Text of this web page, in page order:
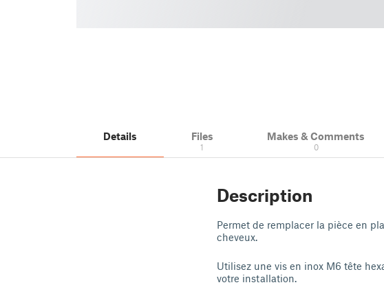
Details Files
1
Makes & Comments
0
Description
Permet de remplacer la pièce en
cheveux.
Utilisez une vis en inox M6 tête
votre installation.